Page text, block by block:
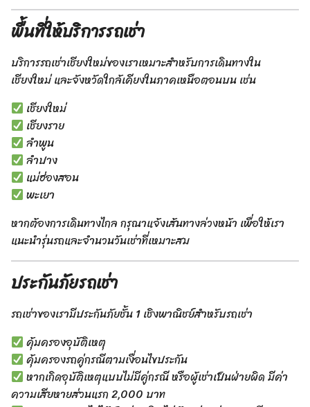
พื้นที่ให้บริการรถเช่า
บริการรถเช่าเชียงใหม่ของเราเหมาะสำหรับการเดินทางใน
เชียงใหม่ และจังหวัดใกล้เคียงในภาคเหนือตอนบน เช่น
เชียงใหม่
เชียงราย
ลำพูน
ลำปาง
แม่ฮ่องสอน
พะเยา
หากต้องการเดินทางไกล กรุณาแจ้งเส้นทางล่วงหน้า เพื่อให้เรา
แนะนำรุ่นรถและจำนวนวันเช่าที่เหมาะสม
ประกันภัยรถเช่า
รถเช่าของเรามีประกันภัยชั้น 1 เชิงพาณิชย์สำหรับรถเช่า
คุ้มครองอุบัติเหตุ
คุ้มครองรถคู่กรณีตามเงื่อนไขประกัน
หากเกิดอุบัติเหตุแบบไม่มีคู่กรณี หรือผู้เช่าเป็นฝ่ายผิด มีค่า
ความเสียหายส่วนแรก 2,000 บาท